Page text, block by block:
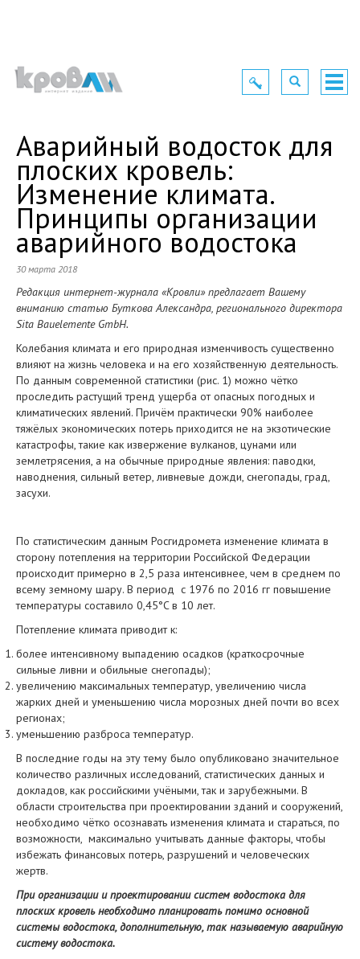
Toggle
navigation
Toggle
navigation
Аварийный водосток для
плоских кровель:
Изменение климата.
Принципы организации
аварийного водостока
30 марта 2018
Редакция интернет-журнала «Кровли» предлагает Вашему
вниманию статью Буткова Александра, регионального директора
Sita Bauelemente GmbH.
Колебания климата и его природная изменчивость существенно
влияют на жизнь человека и на его хозяйственную деятельность.
По данным современной статистики (рис. 1) можно чётко
проследить растущий тренд ущерба от опасных погодных и
климатических явлений. Причём практически 90% наиболее
тяжёлых экономических потерь приходится не на экзотические
катастрофы, такие как извержение вулканов, цунами или
землетрясения, а на обычные природные явления: паводки,
наводнения, сильный ветер, ливневые дожди, снегопады, град,
засухи.
По статистическим данным Росгидромета изменение климата в
сторону потепления на территории Российской Федерации
происходит примерно в 2,5 раза интенсивнее, чем в среднем по
всему земному шару. В период с 1976 по 2016 гг повышение
температуры составило 0,45°C в 10 лет.
Потепление климата приводит к:
более интенсивному выпадению осадков (краткосрочные
сильные ливни и обильные снегопады);
увеличению максимальных температур, увеличению числа
жарких дней и уменьшению числа морозных дней почти во всех
регионах;
уменьшению разброса температур.
В последние годы на эту тему было опубликовано значительное
количество различных исследований, статистических данных и
докладов, как российскими учёными, так и зарубежными. В
области строительства при проектировании зданий и сооружений,
необходимо чётко осознавать изменения климата и стараться, по
возможности, максимально учитывать данные факторы, чтобы
избежать финансовых потерь, разрушений и человеческих
жертв.
При организации и проектировании систем водостока для
плоских кровель необходимо планировать помимо основной
системы водостока, дополнительную, так называемую аварийную
систему водостока.